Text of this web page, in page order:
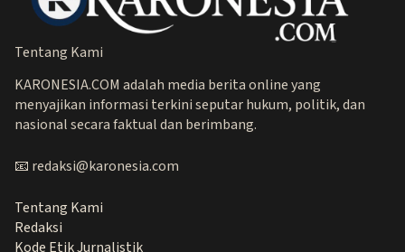
Tentang Kami
KARONESIA.COM adalah media berita online yang
menyajikan informasi terkini seputar hukum, politik, dan
nasional secara faktual dan berimbang.
📧 redaksi@karonesia.com
Tentang Kami
Redaksi
Kode Etik Jurnalistik